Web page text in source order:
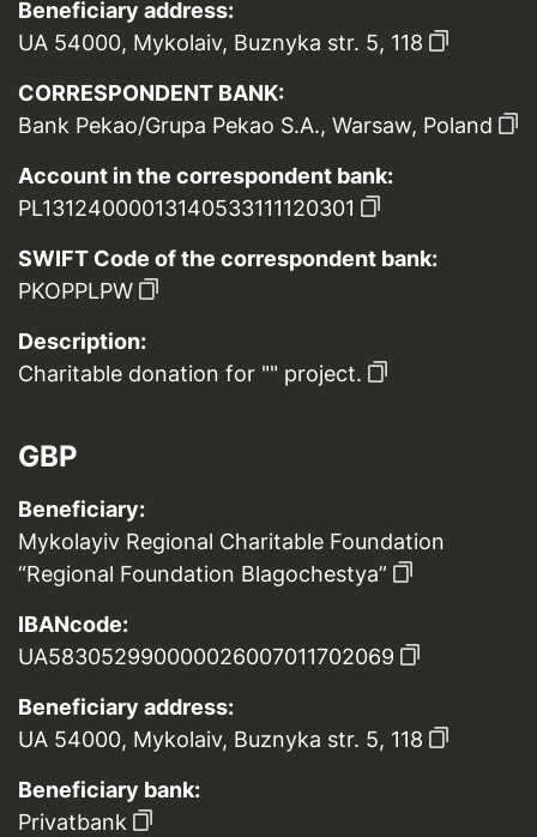
Beneficiary address:
UA 54000, Mykolaiv, Buznyka str. 5, 118
CORRESPONDENT BANK:
Bank Pekao/Grupa Pekao S.A., Warsaw, Poland
Account in the correspondent bank:
PL13124000013140533111120301
SWIFT Code of the correspondent bank:
PKOPPLPW
Description:
Charitable donation for "" project.
GBP
Beneficiary:
Mykolayiv Regional Charitable Foundation
“Regional Foundation Blagochestya”
IBANcode:
UA583052990000026007011702069
Beneficiary address:
UA 54000, Mykolaiv, Buznyka str. 5, 118
Beneficiary bank:
Privatbank